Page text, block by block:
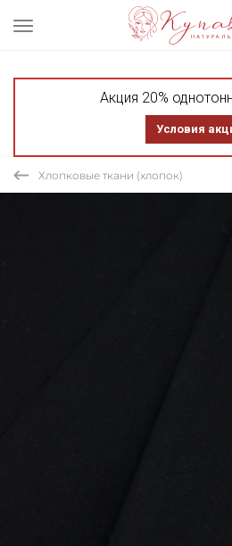
Акция 20%
Условия
Хлопковые ткани (хлопок)